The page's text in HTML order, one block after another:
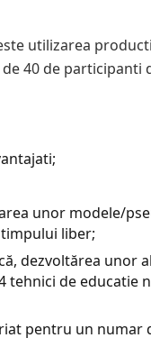
utilizarea
40 de participanti
unor modele/
liber;
dezvoltărea unor
de educatie
pentru un numar